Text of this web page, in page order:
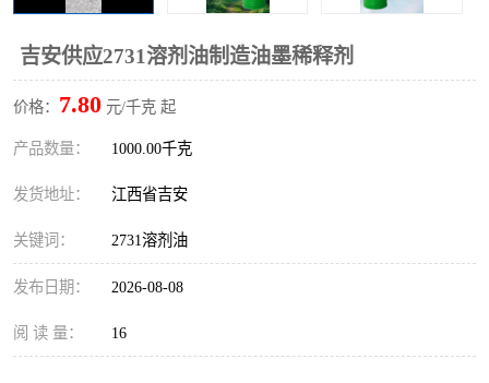
吉安供应2731溶剂油制造油墨稀释剂
价格： 7.80 元/千克 起
产品数量： 1000.00千克
发货地址： 江西省吉安
关键词： 2731溶剂油
发布日期： 2026-08-08
阅 读 量： 16